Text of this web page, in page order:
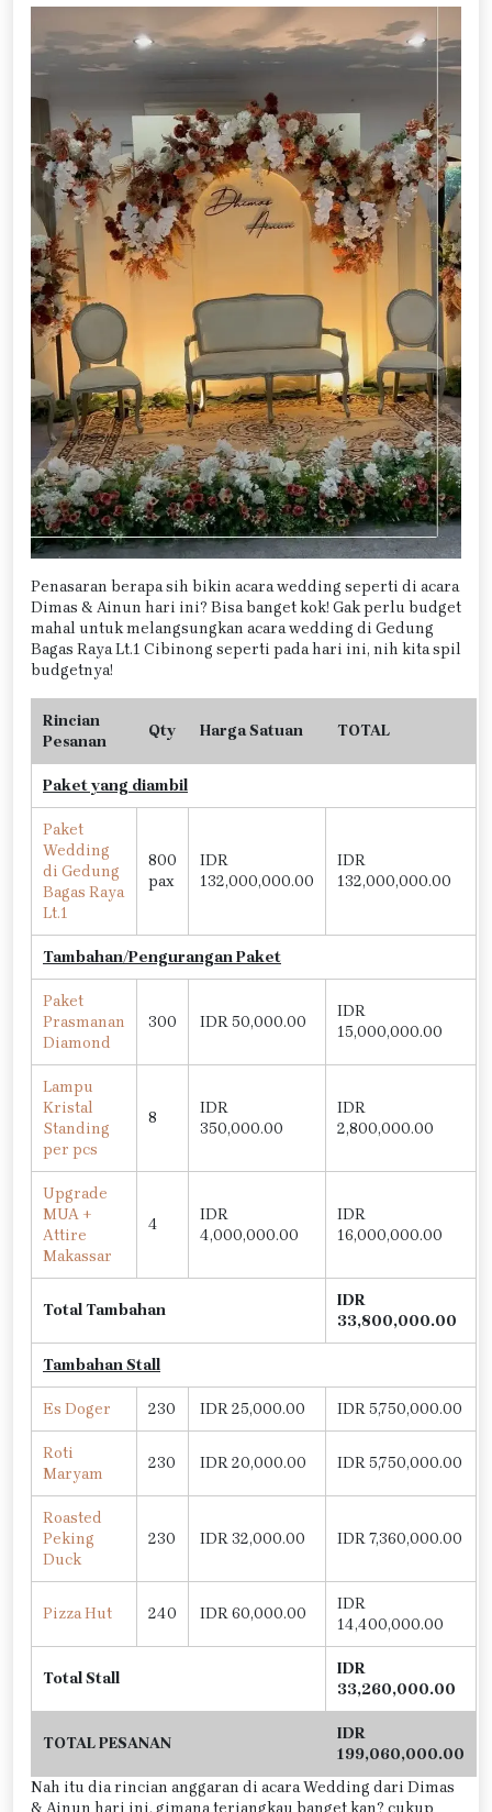
Penasaran berapa sih bikin acara wedding seperti di acara
Dimas & Ainun hari ini? Bisa banget kok! Gak perlu budget
mahal untuk melangsungkan acara wedding di Gedung
Bagas Raya Lt.1 Cibinong seperti pada hari ini, nih kita spil
budgetnya!
Rincian
Pesanan
Qty Harga Satuan TOTAL
Paket yang diambil
Paket
Wedding
di Gedung
Bagas Raya
Lt.1
800
pax
IDR
132,000,000.00
IDR
132,000,000.00
Tambahan/Pengurangan Paket
Paket
Prasmanan
Diamond
300 IDR 50,000.00
IDR
15,000,000.00
Lampu
Kristal
Standing
per pcs
8
IDR
350,000.00
IDR
2,800,000.00
Upgrade
MUA +
Attire
Makassar
4
IDR
4,000,000.00
IDR
16,000,000.00
Total Tambahan
IDR
33,800,000.00
Tambahan Stall
Es Doger 230 IDR 25,000.00 IDR 5,750,000.00
Roti
Maryam
230 IDR 20,000.00 IDR 5,750,000.00
Roasted
Peking
Duck
230 IDR 32,000.00 IDR 7,360,000.00
Pizza Hut 240 IDR 60,000.00
IDR
14,400,000.00
Total Stall
IDR
33,260,000.00
TOTAL PESANAN
IDR
199,060,000.00
Nah itu dia rincian anggaran di acara Wedding dari Dimas
& Ainun hari ini, gimana terjangkau banget kan? cukup